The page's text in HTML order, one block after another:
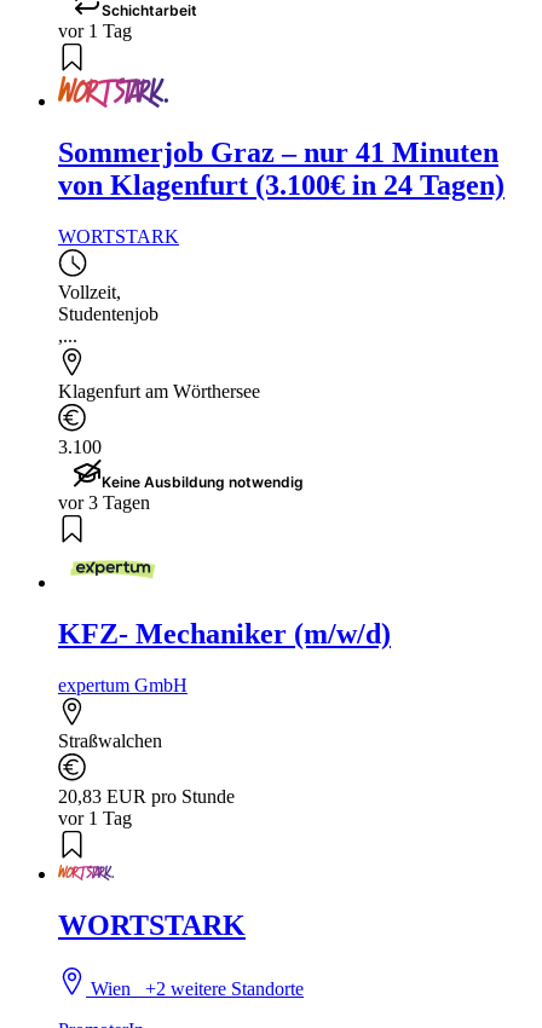
Schichtarbeit
vor 1 Tag
Sommerjob Graz – nur 41 Minuten
von Klagenfurt (3.100€ in 24 Tagen)
WORTSTARK
Vollzeit,
Studentenjob
,...
Klagenfurt am Wörthersee
3.100
Keine Ausbildung notwendig
vor 3 Tagen
KFZ- Mechaniker (m/w/d)
expertum GmbH
Straßwalchen
20,83 EUR pro Stunde
vor 1 Tag
WORTSTARK
Wien+2 weitere Standorte